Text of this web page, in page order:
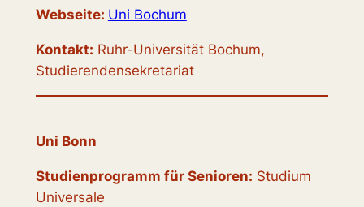
Webseite: Uni Bochum
Kontakt: Ruhr-Universität Bochum,
Studierendensekretariat
Uni Bonn
Studienprogramm für Senioren: Studium
Universale